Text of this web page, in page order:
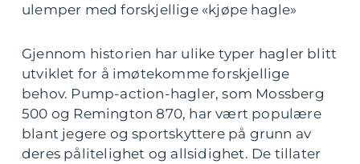
ulemper med forskjellige «kjøpe hagle»
Gjennom historien har ulike typer hagler blitt
utviklet for å imøtekomme forskjellige
behov. Pump-action-hagler, som Mossberg
500 og Remington 870, har vært populære
blant jegere og sportskyttere på grunn av
deres pålitelighet og allsidighet. De tillater